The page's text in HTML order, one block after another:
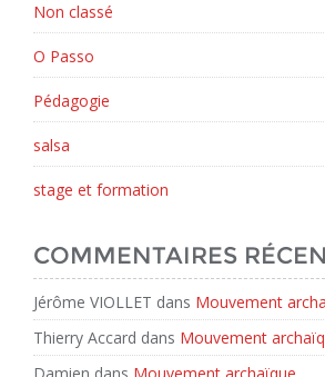
Non classé
O Passo
Pédagogie
salsa
stage et formation
COMMENTAIRES
Jérôme VIOLLET dans Mouvement
Thierry Accard dans Mouvement